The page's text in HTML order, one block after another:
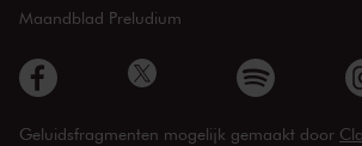
Maandblad Preludium
Geluidsfragmenten mogelijk gemaakt door